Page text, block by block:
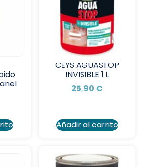
CEYS AGUASTOP
INVISIBLE 1 L
25,90 €
Añadir al carrito